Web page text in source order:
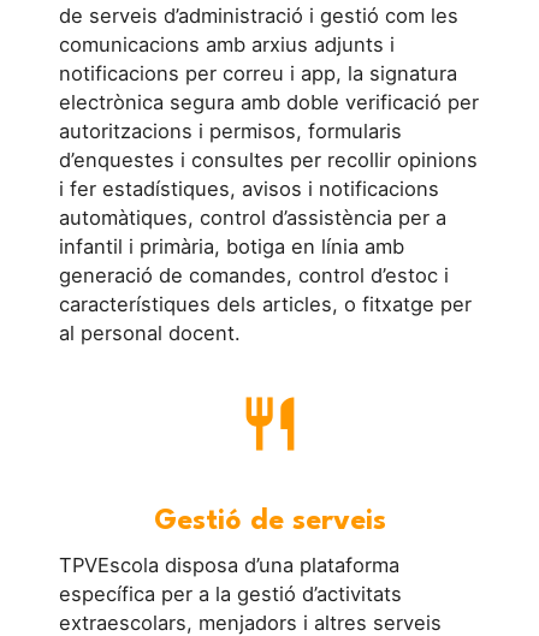
de serveis d’administració i gestió com les
comunicacions amb arxius adjunts i
notificacions per correu i app, la signatura
electrònica segura amb doble verificació per
autoritzacions i permisos, formularis
d’enquestes i consultes per recollir opinions
i fer estadístiques, avisos i notificacions
automàtiques, control d’assistència per a
infantil i primària, botiga en línia amb
generació de comandes, control d’estoc i
característiques dels articles, o fitxatge per
al personal docent.
restaurant
Gestió de serveis
TPVEscola disposa d’una plataforma
específica per a la gestió d’activitats
extraescolars, menjadors i altres serveis